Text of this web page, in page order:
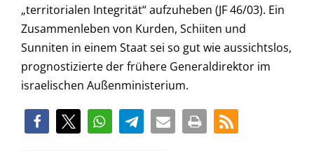
„territorialen Integrität“ aufzuheben (JF 46/03). Ein
Zusammenleben von Kurden, Schiiten und
Sunniten in einem Staat sei so gut wie aussichtslos,
prognostizierte der frühere Generaldirektor im
israelischen Außenministerium.